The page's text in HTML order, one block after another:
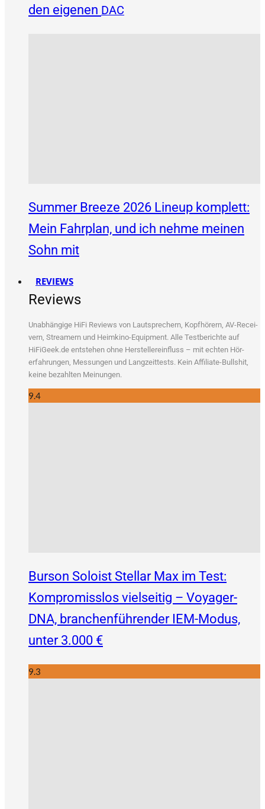
den eigenen DAC
Summer Breeze 2026 Lineup komplett:
Mein Fahrplan, und ich nehme meinen
Sohn mit
REVIEWS
Reviews
Unab­hän­gi­ge HiFi Reviews von Laut­spre­chern, Kopf­hö­rern, AV-Recei­
vern, Strea­mern und Heim­ki­no-Equip­ment. Alle Test­be­rich­te auf
HiFiGeek.de ent­ste­hen ohne Her­stel­ler­ein­fluss – mit ech­ten Hör­
erfah­run­gen, Mes­sun­gen und Lang­zeit­tests. Kein Affi­lia­te-Bull­shit,
kei­ne bezahl­ten Meinungen.
9.4
Burson Soloist Stellar Max im Test:
Kompromisslos vielseitig – Voyager-
DNA, branchenführender IEM-Modus,
unter 3.000 €
9.3